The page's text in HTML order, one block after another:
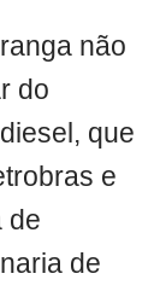
não
do
que
e
de
de